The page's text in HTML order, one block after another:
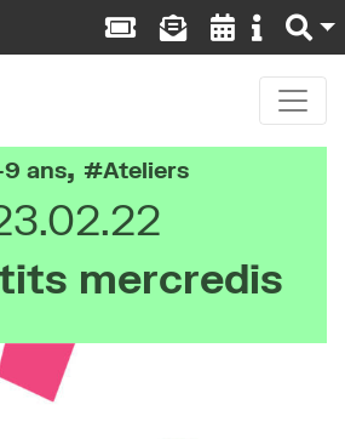
ans, Ateliers
mercredis